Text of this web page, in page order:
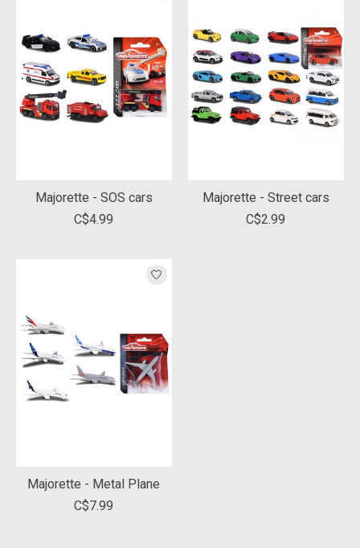
Majorette - SOS cars
C$4.99
Majorette - Street cars
C$2.99
Majorette - Metal Plane
C$7.99